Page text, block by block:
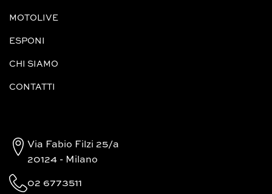
MOTOLIVE
ESPONI
CHI SIAMO
CONTATTI
Via Fabio Filzi 25/a
20124 - Milano
02 6773511